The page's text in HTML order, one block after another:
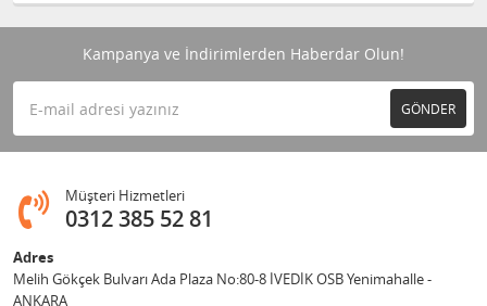
Kampanya ve İndirimlerden Haberdar Olun!
GÖNDER
Müşteri Hizmetleri
0312 385 52 81
Adres
Melih Gökçek Bulvarı Ada Plaza No:80-8 İVEDİK OSB Yenimahalle -
ANKARA